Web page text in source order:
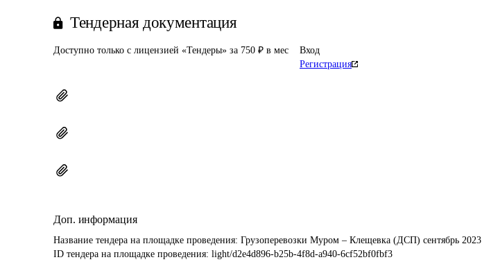
Тендерная документация
Доступно только с лицензией «Тендеры» за 750 ₽ в мес
Вход
Регистрация
Доп. информация
Название тендера на площадке проведения: Грузоперевозки Муром – Клещевка (ДСП) сентябрь 2023
ID тендера на площадке проведения: light/d2e4d896-b25b-4f8d-a940-6cf52bf0fbf3